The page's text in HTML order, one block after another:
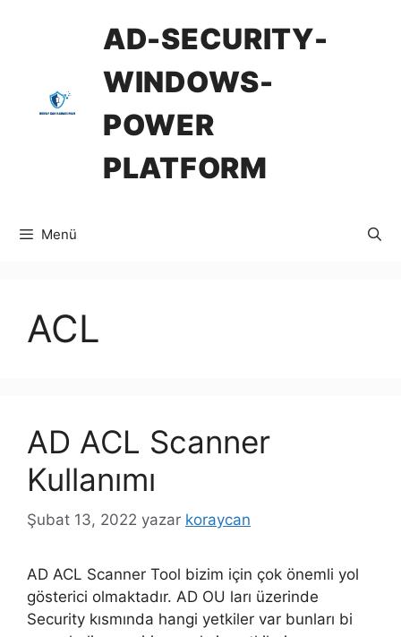
AD-SECURITY-
WINDOWS-
POWER
PLATFORM
Menü
ACL
AD ACL Scanner
Kullanımı
Şubat 13, 2022 yazar koraycan
AD ACL Scanner Tool bizim için çok önemli yol
gösterici olmaktadır. AD OU ları üzerinde
Security kısmında hangi yetkiler var bunları bi